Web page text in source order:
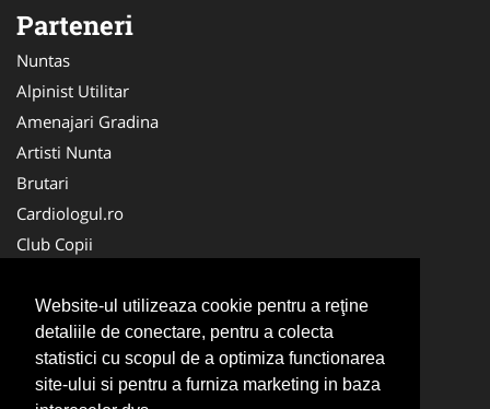
Website-ul utilizeaza cookie pentru a reţine
detaliile de conectare, pentru a colecta
statistici cu scopul de a optimiza functionarea
site-ului si pentru a furniza marketing in baza
Parteneri
Nuntas
Alpinist Utilitar
Amenajari Gradina
Artisti Nunta
Brutari
Cardiologul.ro
Club Copii
Ambalaje Romania
Cabinet-Individual.ro
CentruInchirieri.ro
Cursuri Romania